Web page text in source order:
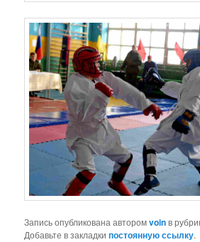
Запись опубликована авторомvoinв
Добавьте в закладкипостоянную ссылку.